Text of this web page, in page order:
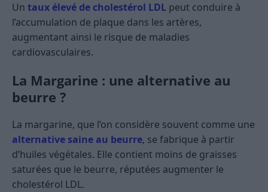
Un taux élevé de cholestérol LDL peut conduire à
l’accumulation de plaque dans les artères,
augmentant ainsi le risque de maladies
cardiovasculaires.
La Margarine : une alternative au
beurre ?
La margarine, que l’on considère souvent comme une
alternative saine au beurre, se fabrique à partir
d’huiles végétales. Elle contient moins de graisses
saturées que le beurre, réputées augmenter le
cholestérol LDL.